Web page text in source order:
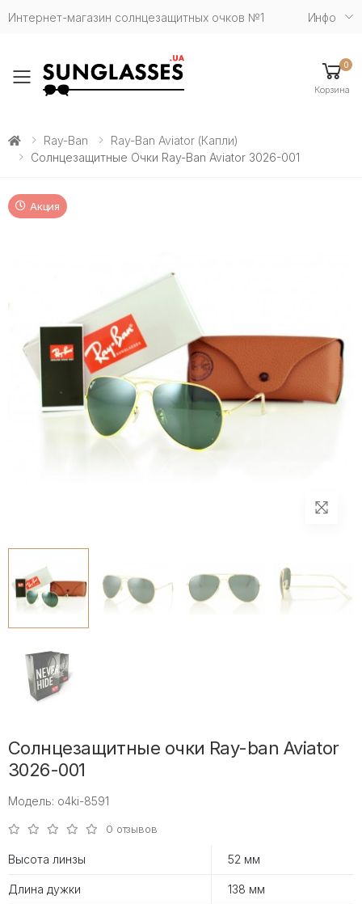
Интернет-магазин солнцезащитных очков №1 Инфо
Toggle mobile menu
0
Корзина
Ray-Ban
Ray-Ban Aviator (капли)
Солнцезащитные Очки Ray-Ban Aviator 3026-001
Акция
Солнцезащитные очки Ray-ban Aviator
3026-001
Модель: o4ki-8591
0 отзывов
Высота линзы 52 мм
Длина дужки 138 мм